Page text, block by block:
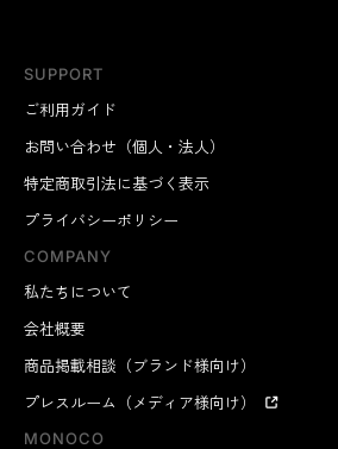
SUPPORT
ご利用ガイド
お問い合わせ（個人・法人）
特定商取引法に基づく表示
プライバシーポリシー
COMPANY
私たちについて
会社概要
商品掲載相談（ブランド様向け）
プレスルーム（メディア様向け）
MONOCO